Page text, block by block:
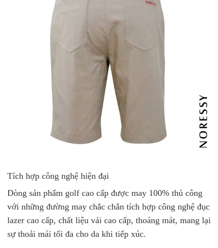
Tích hợp công nghệ hiện đại
Dòng sản phẩm golf cao cấp được may 100% thủ công
với những đường may chắc chắn tích hợp công nghệ đục
lazer cao cấp, chất liệu vải cao cấp, thoáng mát, mang lại
sự thoải mái tối đa cho da khi tiếp xúc.